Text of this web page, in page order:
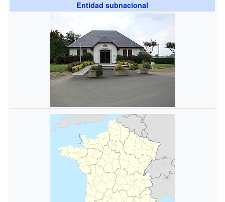
Entidad subnacional